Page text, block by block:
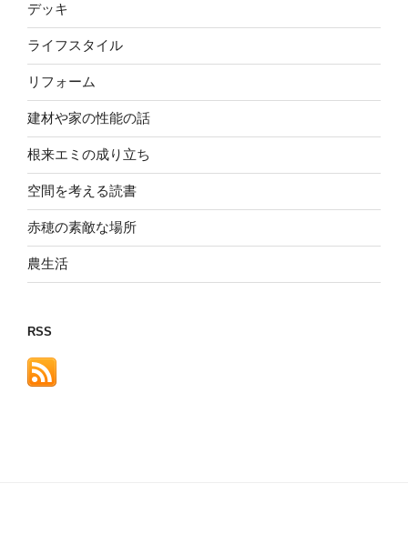
デッキ
ライフスタイル
リフォーム
建材や家の性能の話
根来エミの成り立ち
空間を考える読書
赤穂の素敵な場所
農生活
RSS